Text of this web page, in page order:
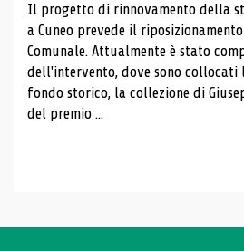
Il progetto di rinnovamento della
a Cuneo prevede il
Comunale. Attualmente è stato
dell'intervento, dove sono
fondo storico, la collezione di
del premio ...